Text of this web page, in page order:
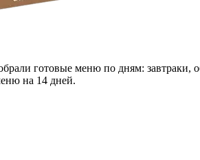
готовые меню по дням:
на 14 дней.